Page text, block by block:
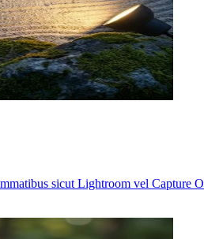
sicut Lightroom vel Capture